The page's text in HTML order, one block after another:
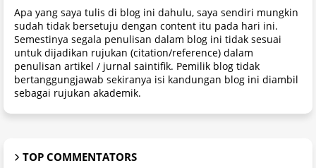
Apa yang saya tulis di blog ini dahulu, saya sendiri mungkin
sudah tidak bersetuju dengan content itu pada hari ini.
Semestinya segala penulisan dalam blog ini tidak sesuai
untuk dijadikan rujukan (citation/reference) dalam
penulisan artikel / jurnal saintifik. Pemilik blog tidak
bertanggungjawab sekiranya isi kandungan blog ini diambil
sebagai rujukan akademik.
TOP COMMENTATORS